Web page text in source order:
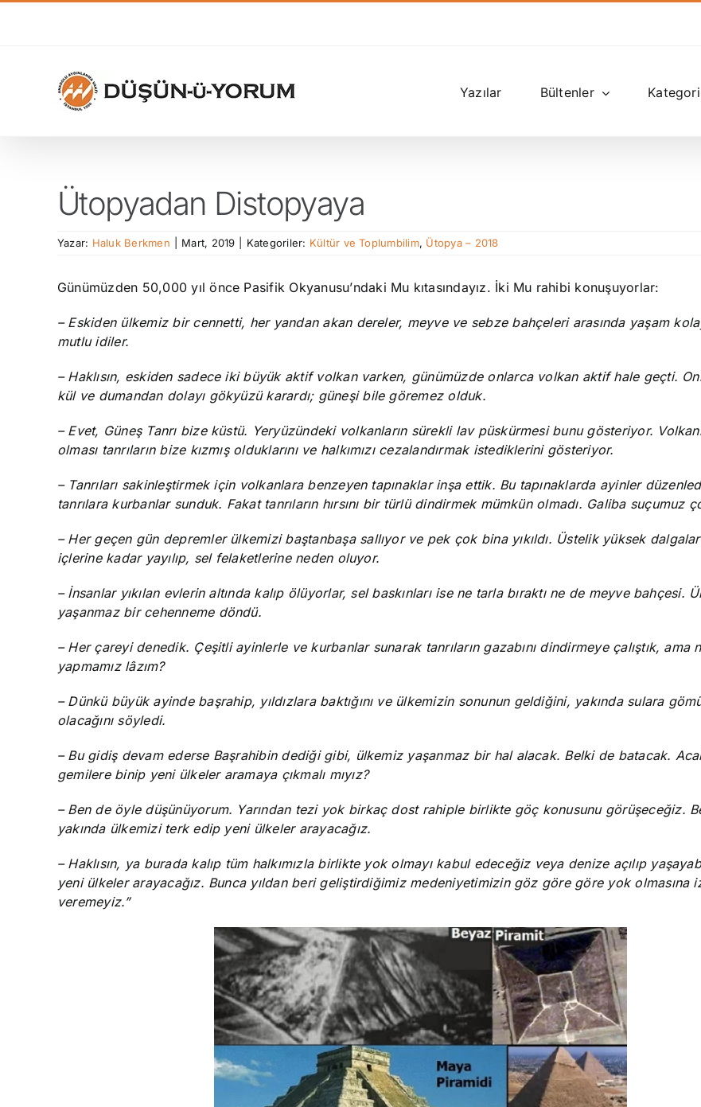
Yazılar Bültenler
Ütopyadan Distopyaya
Yazar: Haluk Berkmen Mart, 2019 Kategoriler: Kültür ve Toplumbilim, Ütopya – 2018
Günümüzden 50,000 yıl önce Pasifik Okyanusu’ndaki Mu kıtasındayız. İki Mu rahibi konuşuyorlar:
– Eskiden ülkemiz bir cennetti, her yandan akan dereler, meyve ve sebze bahçeleri arasında yaşam
mutlu idiler.
– Haklısın, eskiden sadece iki büyük aktif volkan varken, günümüzde onlarca volkan aktif hale geçti.
kül ve dumandan dolayı gökyüzü karardı; güneşi bile göremez olduk.
– Evet, Güneş Tanrı bize küstü. Yeryüzündeki volkanların sürekli lav püskürmesi bunu gösteriyor.
olması tanrıların bize kızmış olduklarını ve halkımızı cezalandırmak istediklerini gösteriyor.
– Tanrıları sakinleştirmek için volkanlara benzeyen tapınaklar inşa ettik. Bu tapınaklarda ayinler
tanrılara kurbanlar sunduk. Fakat tanrıların hırsını bir türlü dindirmek mümkün olmadı. Galiba suçumuz
– Her geçen gün depremler ülkemizi baştanbaşa sallıyor ve pek çok bina yıkıldı. Üstelik yüksek
içlerine kadar yayılıp, sel felaketlerine neden oluyor.
– İnsanlar yıkılan evlerin altında kalıp ölüyorlar, sel baskınları ise ne tarla bıraktı ne de meyve bahçesi.
yaşanmaz bir cehenneme döndü.
– Her çareyi denedik. Çeşitli ayinlerle ve kurbanlar sunarak tanrıların gazabını dindirmeye çalıştık, ama
yapmamız lâzım?
– Dünkü büyük ayinde başrahip, yıldızlara baktığını ve ülkemizin sonunun geldiğini, yakında sulara
olacağını söyledi.
– Bu gidiş devam ederse Başrahibin dediği gibi, ülkemiz yaşanmaz bir hal alacak. Belki de batacak.
gemilere binip yeni ülkeler aramaya çıkmalı mıyız?
– Ben de öyle düşünüyorum. Yarından tezi yok birkaç dost rahiple birlikte göç konusunu görüşeceğiz.
yakında ülkemizi terk edip yeni ülkeler arayacağız.
– Haklısın, ya burada kalıp tüm halkımızla birlikte yok olmayı kabul edeceğiz veya denize açılıp
yeni ülkeler arayacağız. Bunca yıldan beri geliştirdiğimiz medeniyetimizin göz göre göre yok olmasına
veremeyiz.”